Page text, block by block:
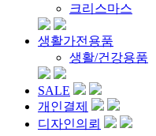
크리스마스
생활가전용품
생활/건강용품
SALE
개인결제
디자인의뢰